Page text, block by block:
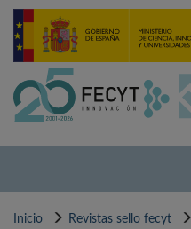
Pasar
contenido
Inicio Revistas sello fecyt